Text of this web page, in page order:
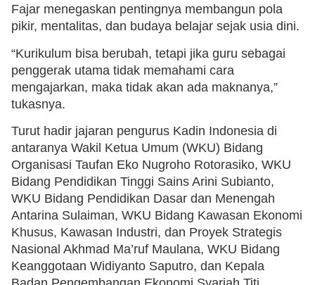
Fajar menegaskan pentingnya membangun pola
pikir, mentalitas, dan budaya belajar sejak usia dini.
“Kurikulum bisa berubah, tetapi jika guru sebagai
penggerak utama tidak memahami cara
mengajarkan, maka tidak akan ada maknanya,”
tukasnya.
Turut hadir jajaran pengurus Kadin Indonesia di
antaranya Wakil Ketua Umum (WKU) Bidang
Organisasi Taufan Eko Nugroho Rotorasiko, WKU
Bidang Pendidikan Tinggi Sains Arini Subianto,
WKU Bidang Pendidikan Dasar dan Menengah
Antarina Sulaiman, WKU Bidang Kawasan Ekonomi
Khusus, Kawasan Industri, dan Proyek Strategis
Nasional Akhmad Ma’ruf Maulana, WKU Bidang
Keanggotaan Widiyanto Saputro, dan Kepala